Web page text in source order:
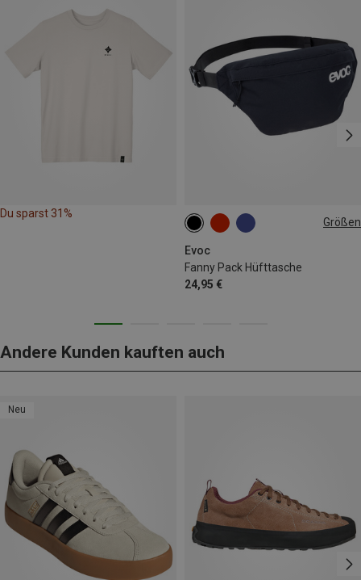
Du sparst 31%
Größen
Evoc
Fanny Pack Hüfttasche
24,95 €
1L
Andere Kunden kauften auch
Neu